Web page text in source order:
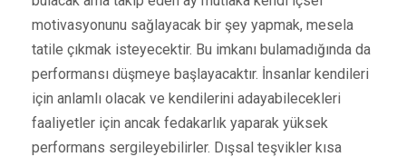
motivasyonunu sağlayacak bir şey yapmak, mesela
tatile çıkmak isteyecektir. Bu imkanı bulamadığında da
performansı düşmeye başlayacaktır. İnsanlar kendileri
için anlamlı olacak ve kendilerini adayabilecekleri
faaliyetler için ancak fedakarlık yaparak yüksek
performans sergileyebilirler. Dışsal teşvikler kısa